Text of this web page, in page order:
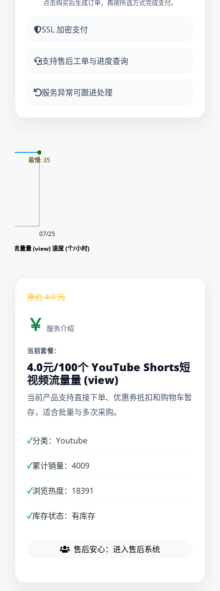
点击购买后生成订单，再按所选方式完成支付。
SSL 加密支付
支持售后工单与进度查询
服务异常可跟进处理
频流量量 (view) 速度 (个/小时)
07/25
最慢: 35
最快: 35
原价4.0元
￥ 服务介绍
当前套餐：
4.0元/100个 YouTube Shorts短
视频流量量 (view)
当前产品支持直接下单、优惠券抵扣和购物车暂
存，适合批量与多次采购。
✓分类：Youtube
✓累计销量：4009
✓浏览热度：18391
✓库存状态：有库存
售后安心：进入售后系统